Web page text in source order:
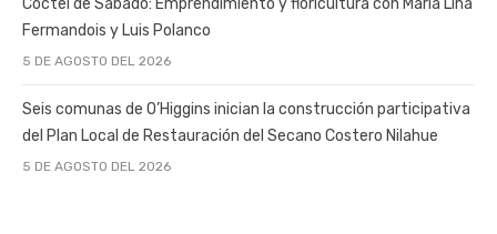
Cóctel de Sábado: Emprendimiento y floricultura con María Lina
Fermandois y Luis Polanco
5 DE AGOSTO DEL 2026
Seis comunas de O’Higgins inician la construcción participativa
del Plan Local de Restauración del Secano Costero Nilahue
5 DE AGOSTO DEL 2026